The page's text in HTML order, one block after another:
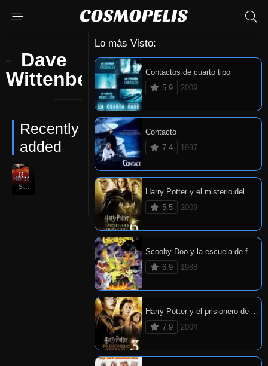
Dave
Wittenberg
Recently
added
6.5
HD 1080P
Resident Evil: Infierno
Sep. 25, 2012
Lo más Visto:
Contactos de cuarto tipo
5.9
2009
Contacto
7.4
1997
Harry Potter y el misterio del príncipe
5.5
2009
Scooby-Doo y la escuela de fantasmas
6.9
1988
Harry Potter y el prisionero de Azkaban
7.9
2004